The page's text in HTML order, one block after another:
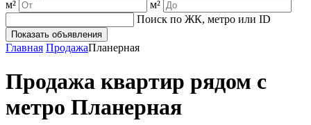
м²
м²
Поиск по ЖК, метро или ID
Показать объявления
Главная ПродажаПланерная
Продажа квартир рядом с
метро Планерная